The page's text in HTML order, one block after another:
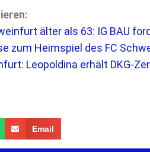
älter als 63: IG BAU
zum Heimspiel des FC
Leopoldina erhält DKG-
Email